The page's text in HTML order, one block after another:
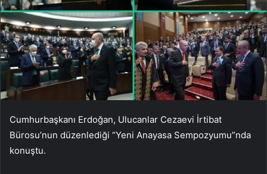
Cumhurbaşkanı Erdoğan, Ulucanlar Cezaevi İrtibat
Bürosu’nun düzenlediği “Yeni Anayasa Sempozyumu”nda
konuştu.